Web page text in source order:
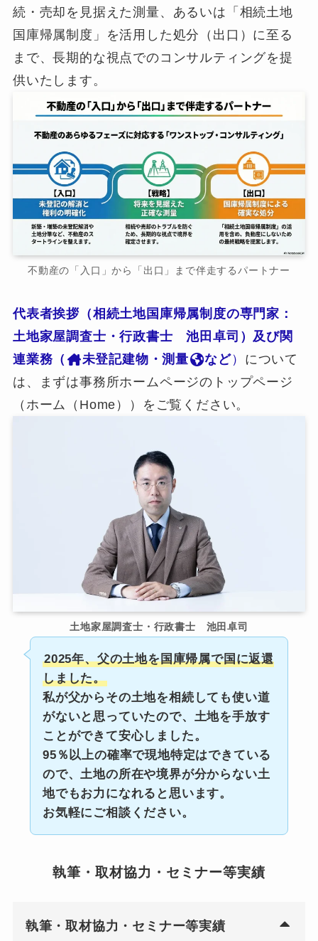
続・売却を見据えた測量、あるいは「相続土地
国庫帰属制度」を活用した処分（出口）に至る
まで、長期的な視点でのコンサルティングを提
供いたします。
不動産の「入口」から「出口」まで伴走するパートナー
代表者挨拶（相続土地国庫帰属制度の専門家：
土地家屋調査士・行政書士 池田卓司）及び関
連業務（
未登記建物・測量 など） について
は、まずは事務所ホームページのトップページ
（ホーム（Home））をご覧ください。
土地家屋調査士・行政書士 池田卓司
2025年、父の土地を国庫帰属で国に返還
しました。
私が父からその土地を相続しても使い道
がないと思っていたので、土地を手放す
ことができて安心しました。
95％以上の確率で現地特定はできている
ので、土地の所在や境界が分からない土
地でもお力になれると思います。
お気軽にご相談ください。
執筆・取材協力・セミナー等実績
執筆・取材協力・セミナー等実績